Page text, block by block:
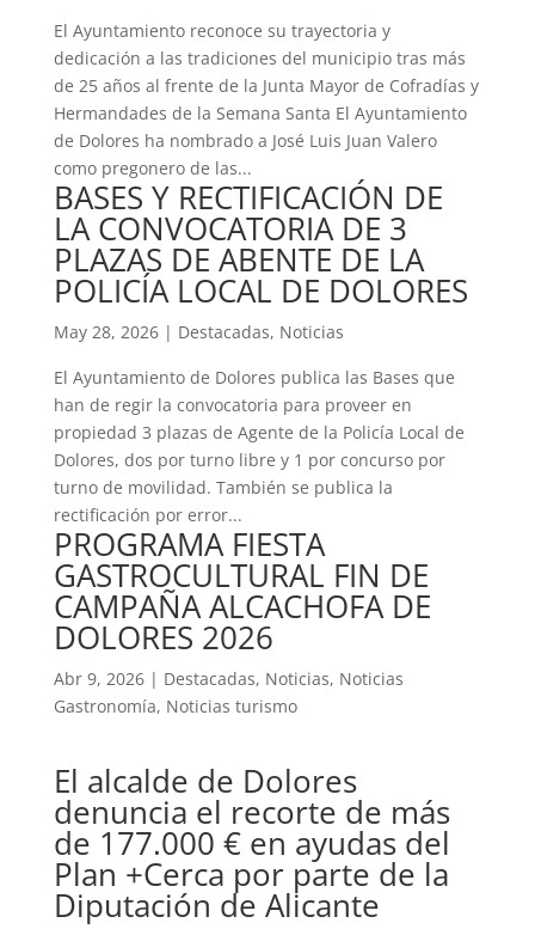
El Ayuntamiento reconoce su trayectoria y
dedicación a las tradiciones del municipio tras más
de 25 años al frente de la Junta Mayor de Cofradías y
Hermandades de la Semana Santa El Ayuntamiento
de Dolores ha nombrado a José Luis Juan Valero
como pregonero de las...
BASES Y RECTIFICACIÓN DE
LA CONVOCATORIA DE 3
PLAZAS DE ABENTE DE LA
POLICÍA LOCAL DE DOLORES
May 28, 2026| Destacadas, Noticias
El Ayuntamiento de Dolores publica las Bases que
han de regir la convocatoria para proveer en
propiedad 3 plazas de Agente de la Policía Local de
Dolores, dos por turno libre y 1 por concurso por
turno de movilidad. También se publica la
rectificación por error...
PROGRAMA FIESTA
GASTROCULTURAL FIN DE
CAMPAÑA ALCACHOFA DE
DOLORES 2026
Abr 9, 2026| Destacadas, Noticias, Noticias
Gastronomía, Noticias turismo
El alcalde de Dolores
denuncia el recorte de más
de 177.000 € en ayudas del
Plan +Cerca por parte de la
Diputación de Alicante